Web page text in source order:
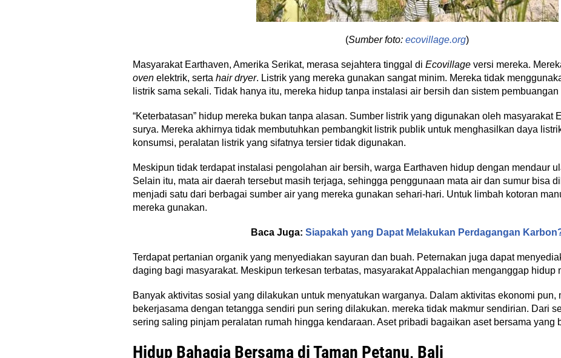
(Sumber foto: ecovillage.org)
Masyarakat Earthaven, Amerika Serikat, merasa sejahtera tinggal di Ecovillage versi mereka.
oven elektrik, serta hair dryer. Listrik yang mereka gunakan sangat minim. Mereka tidak
listrik sama sekali. Tidak hanya itu, mereka hidup tanpa instalasi air bersih dan sistem pembuangan
“Keterbatasan” hidup mereka bukan tanpa alasan. Sumber listrik yang digunakan oleh masyarakat
surya. Mereka akhirnya tidak membutuhkan pembangkit listrik publik untuk menghasilkan daya
konsumsi, peralatan listrik yang sifatnya tersier tidak digunakan.
Meskipun tidak terdapat instalasi pengolahan air bersih, warga Earthaven hidup dengan mendaur
Selain itu, mata air daerah tersebut masih terjaga, sehingga penggunaan mata air dan sumur bisa
menjadi satu dari berbagai sumber air yang mereka gunakan sehari-hari. Untuk limbah kotoran
mereka gunakan.
Baca Juga: Siapakah yang Dapat Melakukan Perdagangan
Terdapat pertanian organik yang menyediakan sayuran dan buah. Peternakan juga dapat
daging bagi masyarakat. Meskipun terkesan terbatas, masyarakat Appalachian menganggap hidup
Banyak aktivitas sosial yang dilakukan untuk menyatukan warganya. Dalam aktivitas ekonomi pun,
bekerjasama dengan tetangga sendiri pun sering dilakukan. mereka tidak makmur sendirian. Dari
sering saling pinjam peralatan rumah hingga kendaraan. Aset pribadi bagaikan aset bersama yang
Hidup Bahagia Bersama di Taman Petanu, Bali